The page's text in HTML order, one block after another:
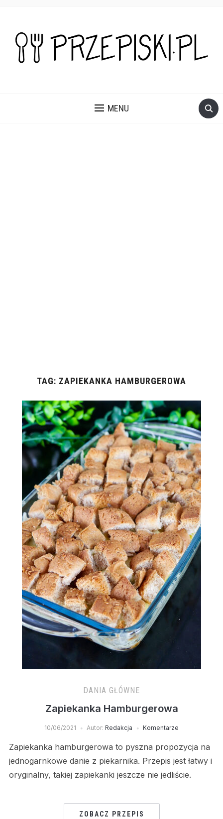
MENU
TAG: ZAPIEKANKA HAMBURGEROWA
DANIA GŁÓWNE
Zapiekanka Hamburgerowa
10/06/2021 Autor: Redakcja Komentarze
Zapiekanka hamburgerowa to pyszna propozycja na
jednogarnkowe danie z piekarnika. Przepis jest łatwy i
oryginalny, takiej zapiekanki jeszcze nie jedliście.
ZOBACZ PRZEPIS